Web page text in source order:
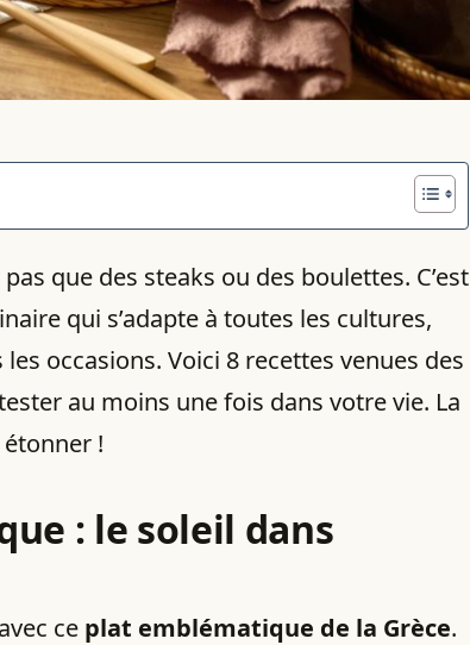
pas que des steaks ou des boulettes. C’est
qui s’adapte à toutes les cultures,
occasions. Voici 8 recettes venues des
au moins une fois dans votre vie. La
!
: le soleil dans
ce plat emblématique de la Grèce.